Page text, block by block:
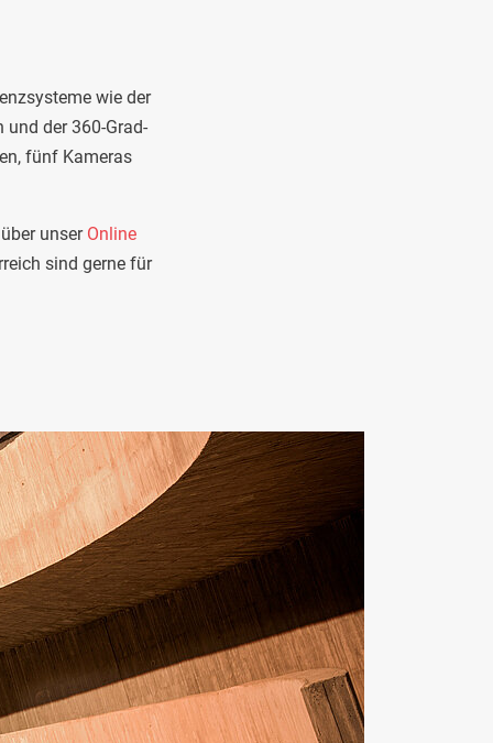
wie der
der 360-Grad-
fünf Kameras
unser Online
sind gerne für